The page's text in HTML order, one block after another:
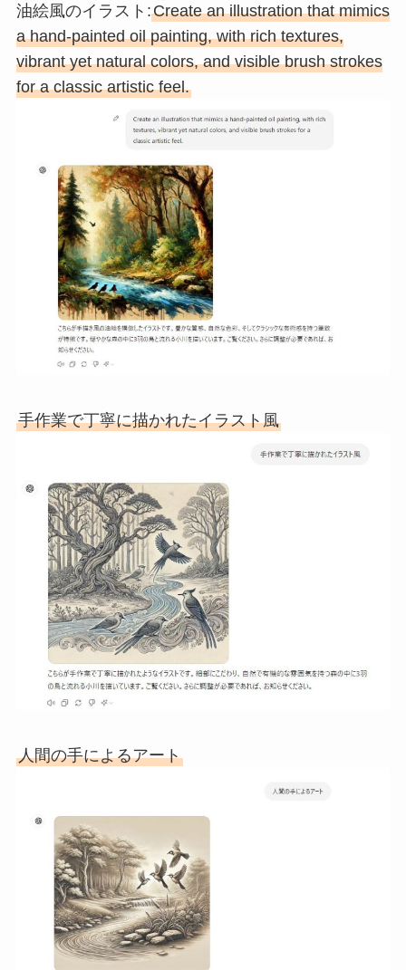
油絵風のイラスト:Create an illustration that mimics
a hand-painted oil painting, with rich textures,
vibrant yet natural colors, and visible brush strokes
for a classic artistic feel.
手作業で丁寧に描かれたイラスト風
人間の手によるアート